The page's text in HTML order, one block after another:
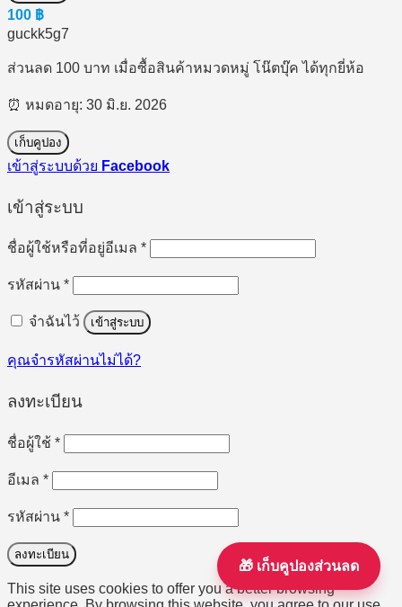
🎁 เก็บคูปองส่วนลด
100 ฿
guckk5g7
ส่วนลด 100 บาท เมื่อซื้อสินค้าหมวดหมู่ โน๊ตบุ๊ค ได้ทุกยี่ห้อ
⏰ หมดอายุ: 30 มิ.ย. 2026
เก็บคูปอง
เข้าสู่ระบบด้วย Facebook
เข้าสู่ระบบ
ชื่อผู้ใช้หรือที่อยู่อีเมล *ต้องการ
รหัสผ่าน *ต้องการ
จำฉันไว้ เข้าสู่ระบบ
คุณจำรหัสผ่านไม่ได้?
ลงทะเบียน
ชื่อผู้ใช้ *ต้องการ
อีเมล *ต้องการ
รหัสผ่าน *ต้องการ
ลงทะเบียน
This site uses cookies to offer you a better browsing